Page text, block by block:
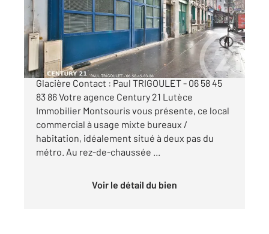
Appartement Local à vendre
460 000 €
PARIS 13e - Quartier Montsouris - Métro
Glacière Contact : Paul TRIGOULET - 06 58 45
83 86 Votre agence Century 21 Lutèce
Immobilier Montsouris vous présente, ce local
commercial à usage mixte bureaux /
habitation, idéalement situé à deux pas du
métro. Au rez-de-chaussée ...
Voir le détail du bien